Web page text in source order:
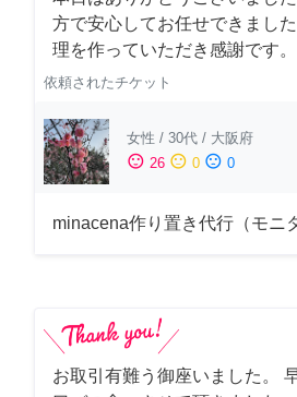
方で安心してお任せできまし
理を作っていただき感謝です。
依頼されたチケット
女性 / 30代 / 大阪府
sentiment_satisfied 26 sentiment_neutral 0 sentiment_dissatisfied 0
minacena作り置き代行（モニ
お取引有難う御座いました。